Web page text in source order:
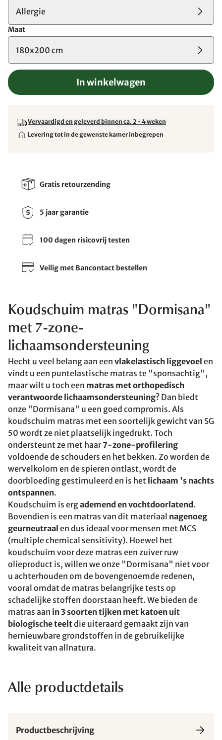
Allergie
Maat
180x200 cm
In winkelwagen
Vervaardigd en geleverd binnen ca. 2 - 4 weken
Levering tot in de gewenste kamer inbegrepen
Gratis retourzending
5 jaar garantie
100 dagen risicovrij testen
Veilig met Bancontact bestellen
Koudschuim matras "Dormisana"
met 7-zone-
lichaamsondersteuning
Hecht u veel belang aan een vlakelastisch liggevoel en
vindt u een puntelastische matras te "sponsachtig",
maar wilt u toch een matras met orthopedisch
verantwoorde lichaamsondersteuning? Dan biedt
onze "Dormisana" u een goed compromis. Als
koudschuim matras met een soortelijk gewicht van SG
50 wordt ze niet plaatselijk ingedrukt. Toch
ondersteunt ze met haar7-zone-profilering
voldoende de schouders en het bekken. Zo worden de
wervelkolom en de spieren ontlast, wordt de
doorbloeding gestimuleerd en is het lichaam 's nachts
ontspannen.
Koudschuim is ergademend en vochtdoorlatend .
Bovendien is een matras van dit materiaal nagenoeg
geurneutraal en dus ideaal voor mensen met MCS
(multiple chemical sensitivity). Hoewel het
koudschuim voor deze matras een zuiver ruw
olieproduct is, willen we onze "Dormisana" niet voor
u achterhouden om de bovengenoemde redenen,
vooral omdat de matras belangrijke tests op
schadelijke stoffen doorstaan heeft. We bieden de
matras aan in 3 soorten tijken met katoen uit
biologische teeltdie uiteraard gemaakt zijn van
hernieuwbare grondstoffen in de gebruikelijke
kwaliteit van allnatura.
Alle productdetails
Productbeschrijving